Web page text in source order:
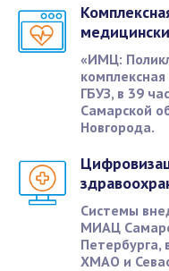
«ИМЦ:
ГБУЗ, в 39
Самарской
Новгорода.
Системы
МИАЦ
ХМАО и